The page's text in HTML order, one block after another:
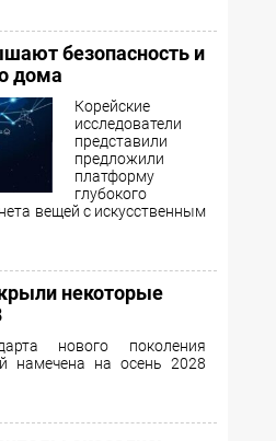
безопасность и
дома
Корейские
исследователи
представили
предложили
платформу
глубокого
вещей с искусственным
некоторые
нового поколения
намечена на осень 2028